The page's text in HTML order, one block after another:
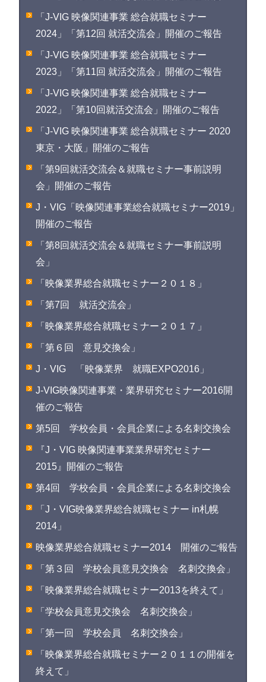
「J-VIG 映像関連事業 総合就職セミナー
2024」「第12回 就活交流会」開催のご報告
「J-VIG 映像関連事業 総合就職セミナー
2023」「第11回 就活交流会」開催のご報告
「J-VIG 映像関連事業 総合就職セミナー
2022」「第10回就活交流会」開催のご報告
「J-VIG 映像関連事業 総合就職セミナー 2020
東京・大阪」開催のご報告
「第9回就活交流会＆就職セミナー事前説明
会」開催のご報告
J・VIG「映像関連事業総合就職セミナー2019」
開催のご報告
「第8回就活交流会＆就職セミナー事前説明
会」
「映像業界総合就職セミナー２０１８」
「第7回 就活交流会」
「映像業界総合就職セミナー２０１７」
「第６回 意見交換会」
J・VIG 「映像業界 就職EXPO2016」
J-VIG映像関連事業・業界研究セミナー2016開
催のご報告
第5回 学校会員・会員企業による名刺交換会
『J・VIG 映像関連事業業界研究セミナー
2015』開催のご報告
第4回 学校会員・会員企業による名刺交換会
「J・VIG映像業界総合就職セミナー in札幌
2014」
映像業界総合就職セミナー2014 開催のご報告
「第３回 学校会員意見交換会 名刺交換会」
「映像業界総合就職セミナー2013を終えて」
「学校会員意見交換会 名刺交換会」
「第一回 学校会員 名刺交換会」
「映像業界総合就職セミナー２０１１の開催を
終えて」